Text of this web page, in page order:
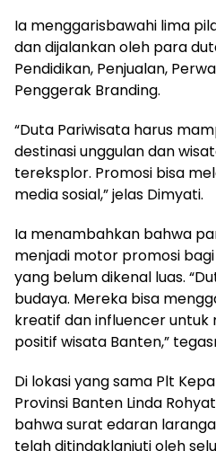
Ia menggarisbawahi lima
dan dijalankan oleh para
Pendidikan, Penjualan,
Penggerak Branding.
“Duta Pariwisata harus
destinasi unggulan dan
tereksplor. Promosi bisa
media sosial,” jelas Dimyati.
Ia menambahkan bahwa
menjadi motor promosi
yang belum dikenal luas.
budaya. Mereka bisa
kreatif dan influencer
positif wisata Banten,”
Di lokasi yang sama Plt
Provinsi Banten Linda
bahwa surat edaran
telah ditindaklanjuti oleh